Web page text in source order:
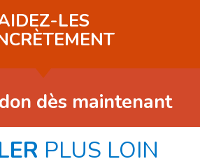
LES
dès maintenant
PLUS LOIN